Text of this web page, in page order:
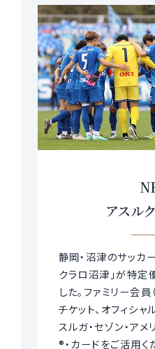
アスル
静岡・沼津のサッカ
クラロ沼津」が特定
した。ファミリー会員
チケット、オフィシ
スルガ・セゾン・アメ
®・カードをご活用く